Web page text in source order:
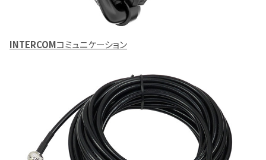
INTERCOMコミュニケーション